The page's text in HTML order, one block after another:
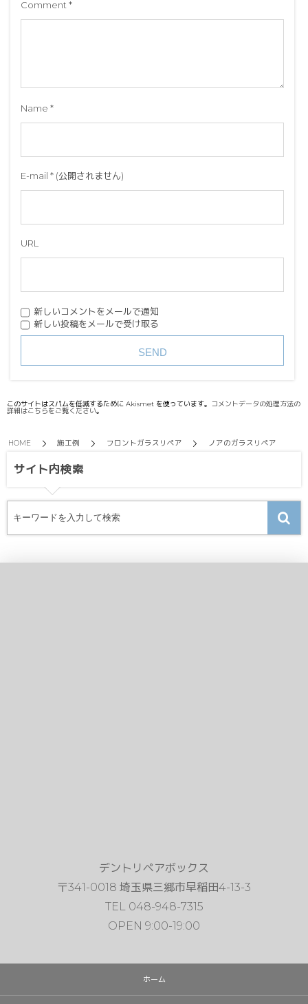
Comment*
Name *
E-mail * (公開されません)
URL
新しいコメントをメールで通知
新しい投稿をメールで受け取る
このサイトはスパムを低減するために Akismet を使っています。 コメントデータの処理方法の
詳細はこちらをご覧ください。
HOME 施工例 フロントガラスリペア ノアのガラスリペア
サイト内検索
デントリペアボックス
〒341-0018 埼玉県三郷市早稲田4-13-3
TEL 048-948-7315
OPEN 9:00-19:00
ホーム